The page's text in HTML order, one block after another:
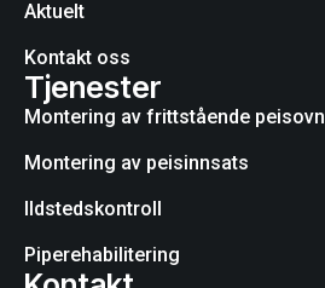
Aktuelt
Kontakt oss
Tjenester
Montering av frittstående peisovn
Montering av peisinnsats
Ildstedskontroll
Piperehabilitering